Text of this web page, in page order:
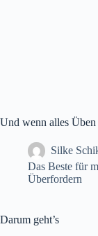
Und wenn alles
Silke
Das Beste für
Überfordern
Darum geht’s